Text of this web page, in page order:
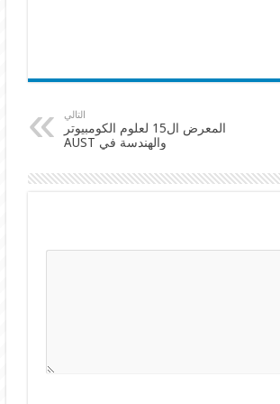
التالي
المعرض ال15 لعلوم الكومبيوتر
والهندسة في AUST